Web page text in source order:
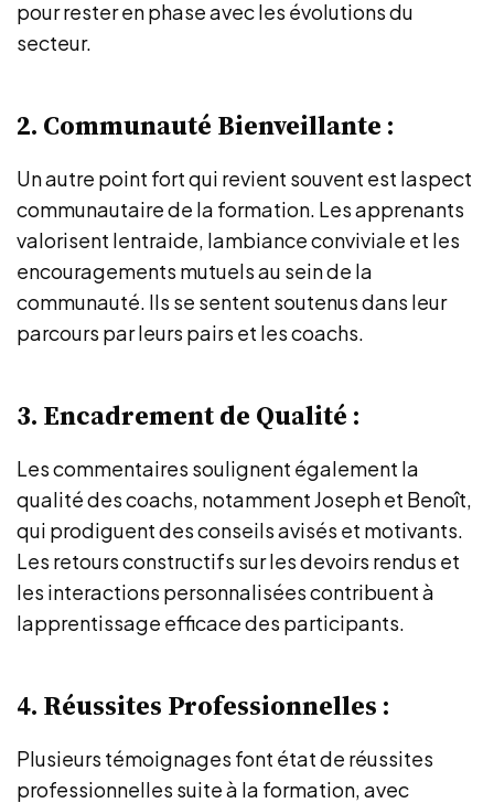
pour rester en phase avec les évolutions du
secteur.
2. Communauté Bienveillante :
Un autre point fort qui revient souvent est laspect
communautaire de la formation. Les apprenants
valorisent lentraide, lambiance conviviale et les
encouragements mutuels au sein de la
communauté. Ils se sentent soutenus dans leur
parcours par leurs pairs et les coachs.
3. Encadrement de Qualité :
Les commentaires soulignent également la
qualité des coachs, notamment Joseph et Benoît,
qui prodiguent des conseils avisés et motivants.
Les retours constructifs sur les devoirs rendus et
les interactions personnalisées contribuent à
lapprentissage efficace des participants.
4. Réussites Professionnelles :
Plusieurs témoignages font état de réussites
professionnelles suite à la formation, avec